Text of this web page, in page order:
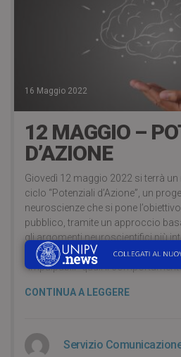
16 Maggio 2022
12 MAGGIO –
D’AZIONE
Giovedì 12 maggio 2022 si terrà
ciclo “Potenziali d’Azione”, un
neuroscienze che si pone
pubblico, tramite un approccio
gli argomenti neuroscientifici più
importanti, al fine di far capire
“impalpabili” quali il
CONTINUA A LEGGERE
Servizio